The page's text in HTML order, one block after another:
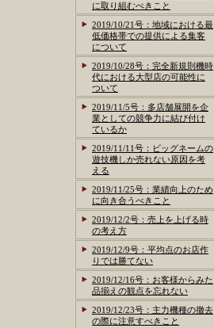
に取り組むべきこと
2019/10/21号：地域における最
低価格帯での提供による集客
について
2019/10/28号：完全新規則機時
代における大型店の可能性に
ついて
2019/11/5号：多店舗展開を企
業としての競争力に結び付け
ているか
2019/11/11号：ビッグネームの
遊技機しか売れない原因を考
える
2019/11/25号：業績向上のため
に向き合うべきこと
2019/12/2号：売上を上げる時
の考え方
2019/12/9号：平均点のお店作
りでは勝てない
2019/12/16号：お客様からみた
品揃えの観点を忘れない
2019/12/23号：主力機種の撤去
の際に注意すべきこと